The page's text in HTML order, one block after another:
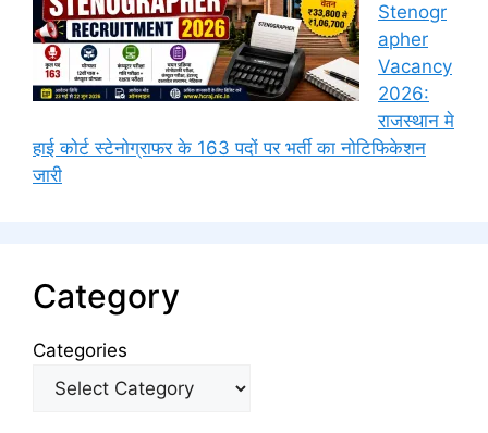
Stenogr
apher
Vacancy
2026:
राजस्थान मे
हाई कोर्ट स्टेनोग्राफर के 163 पदों पर भर्ती का नोटिफिकेशन
जारी
Category
Categories